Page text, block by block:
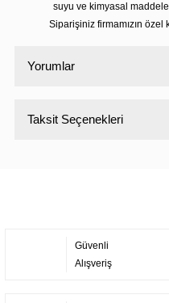
suyu ve kimyasal
Siparişiniz firmamızın
Yorumlar
Taksit Seçenekleri
Güvenli
Alışveriş